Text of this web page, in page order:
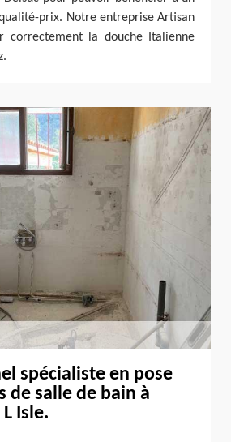
prix. Notre entreprise Artisan
correctement la douche Italienne
spécialiste en pose
de salle de bain à
Isle.